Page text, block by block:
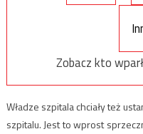
Zobacz kto
Władze szpitala chciały też
szpitalu. Jest to wprost